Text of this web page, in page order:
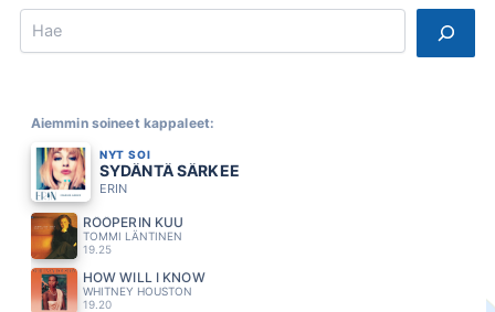
Search
Aiemmin soineet kappaleet:
NYT SOI
SYDÄNTÄ SÄRKEE
ERIN
RÖÖPERIN KUU
TOMMI LÄNTINEN
19.25
HOW WILL I KNOW
WHITNEY HOUSTON
19.20